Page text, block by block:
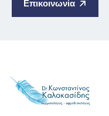
Επικοινωνία